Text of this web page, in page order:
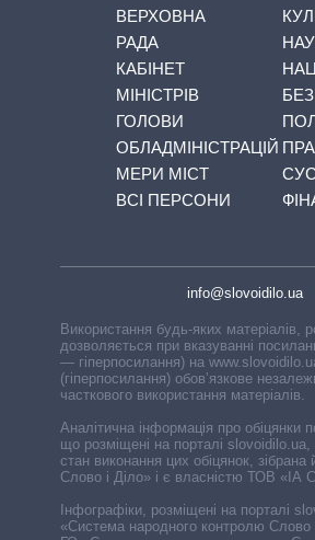
ВЕРХОВНА
РАДА
КАБІНЕТ
МІНІСТРІВ
ГОЛОВИ
ОБЛАДМІНІСТРАЦІЙ
МЕРИ МІСТ
ВСІ ПЕРСОНИ
info@slovoidilo.ua
Використання будь-яких матеріалів,
дозволяється при вказуванні
— гіперпосилання) на
(гіперпосилання) обов’язкове
часткового використання матеріалів.
Аналітична інформація про обіцянки
що розміщені на порталі slovoidilo.ua,
стан виконання цих обіцянок,
Слово і Діло» і є власністю ТОВ «ІА
Інфографіки, розміщені на порталі
«Система народного контролю Слово і